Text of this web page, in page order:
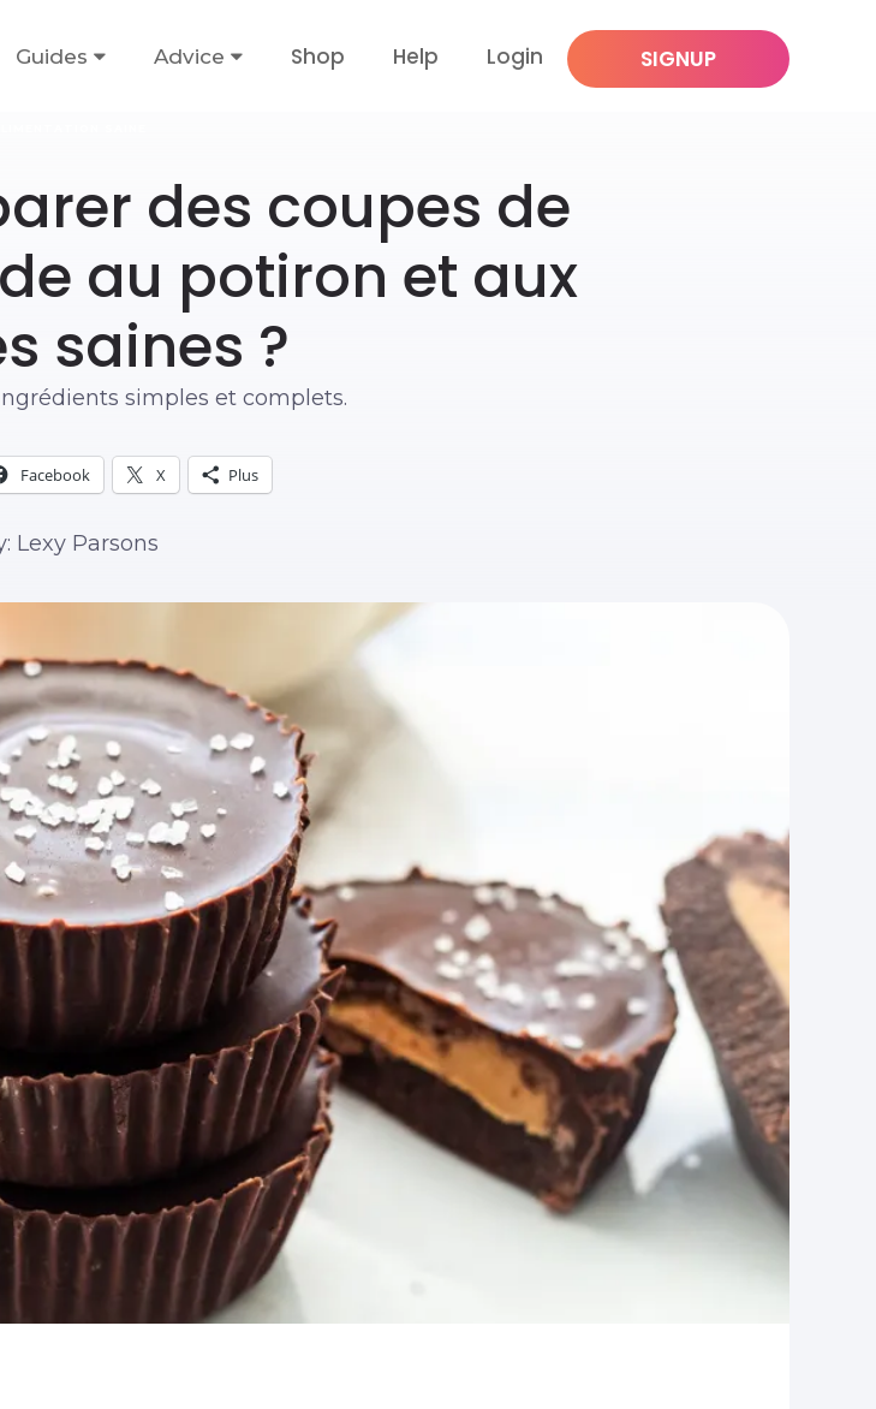
Guides Advice Shop Help Login SIGNUP
des coupes de
au potiron et aux
saines ?
simples et complets.
Facebook X Plus
Lexy Parsons